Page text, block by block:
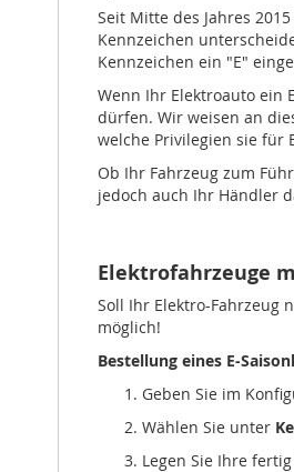
Seit Mitte des Jahres
Kennzeichen
Kennzeichen ein "E"
Wenn Ihr Elektroauto ein
dürfen. Wir weisen an
welche Privilegien sie für
Ob Ihr Fahrzeug zum
jedoch auch Ihr Händler
Elektrofahrzeuge
Soll Ihr Elektro-Fahrzeug
möglich!
Bestellung eines E-
Geben Sie im
Wählen Sie unter
Legen Sie Ihre